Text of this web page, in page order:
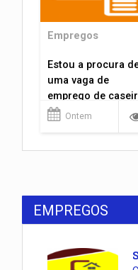
Empregos
Estou a procura
uma vaga de
emprego de
em porto velho
Ontem
EMPREGOS